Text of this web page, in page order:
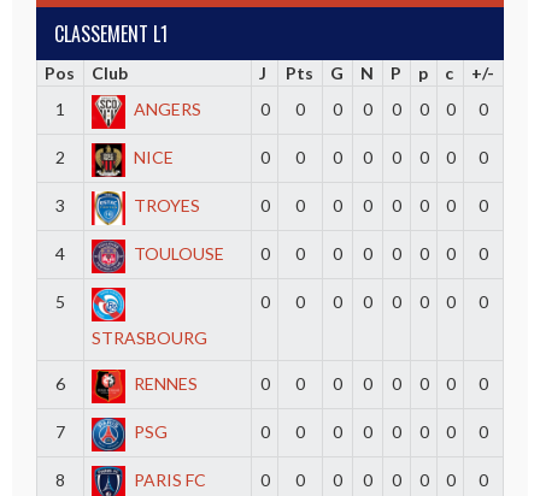
CLASSEMENT L1
Pos Club J Pts G N P p c
+/-
1
ANGERS 0 0 0 0 0 0 0 0
2 NICE 0 0 0 0 0 0 0 0
3 TROYES 0 0 0 0 0 0 0 0
4 TOULOUSE 0 0 0 0 0 0 0 0
5
STRASBOURG
0 0 0 0 0 0 0 0
6 RENNES 0 0 0 0 0 0 0 0
7 PSG 0 0 0 0 0 0 0 0
8 PARIS FC 0 0 0 0 0 0 0 0